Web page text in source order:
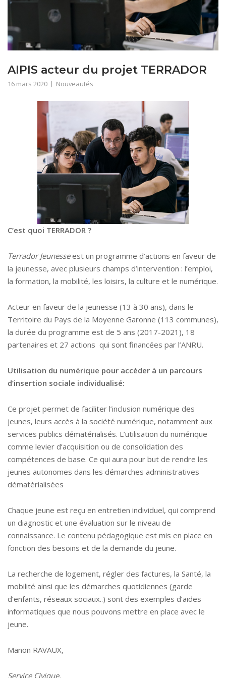
AIPIS acteur du projet TERRADOR
16 mars 2020 Nouveautés
C’est quoi TERRADOR ?
Terrador Jeunesseest un programme d’actions en faveur de
la jeunesse, avec plusieurs champs d’intervention : l’emploi,
la formation, la mobilité, les loisirs, la culture et le numérique.
Acteur en faveur de la jeunesse (13 à 30 ans), dans le
Territoire du Pays de la Moyenne Garonne (113 communes),
la durée du programme est de 5 ans (2017-2021), 18
partenaires et 27 actions qui sont financées par l’ANRU.
Utilisation du numérique pour accéder à un parcours
d’insertion sociale individualisé:
Ce projet permet de faciliter l’inclusion numérique des
jeunes, leurs accès à la société numérique, notamment aux
services publics dématérialisés. L’utilisation du numérique
comme levier d’acquisition ou de consolidation des
compétences de base. Ce qui aura pour but de rendre les
jeunes autonomes dans les démarches administratives
dématérialisées
Chaque jeune est reçu en entretien individuel, qui comprend
un diagnostic et une évaluation sur le niveau de
connaissance. Le contenu pédagogique est mis en place en
fonction des besoins et de la demande du jeune.
La recherche de logement, régler des factures, la Santé, la
mobilité ainsi que les démarches quotidiennes (garde
d’enfants, réseaux sociaux..) sont des exemples d’aides
informatiques que nous pouvons mettre en place avec le
jeune.
Manon RAVAUX,
Service Civique.